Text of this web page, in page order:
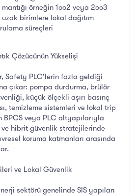
örneğin 1oo2 veya 2oo3
birimlere lokal dağıtım
süreçleri
Çözücünün Yükselişi
Safety PLC'lerin fazla geldiği
çıkar: pompa durdurma, brülör
küçük ölçekli aşırı basınç
temizleme sistemleri ve lokal trip
veya PLC altyapılarıyla
hibrit güvenlik stratejilerinde
koruma katmanları arasında
ve Lokal Güvenlik
sektörü genelinde SIS yapıları